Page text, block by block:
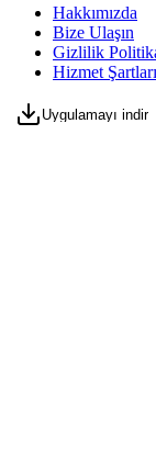
Hakkımızda
Bize Ulaşın
Gizlilik
Hizmet Şartları
Uygulamayı indir